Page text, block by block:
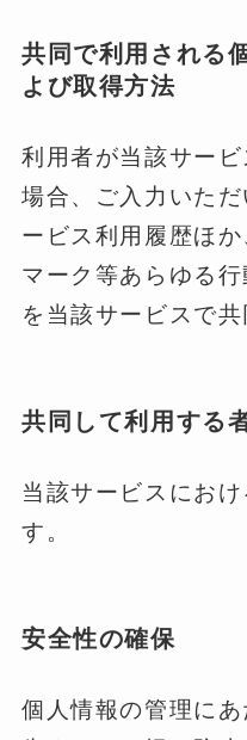
共同で利用される
よび取得方法
利用者が当該サー
場合、ご入力いた
ービス利用履歴ほ
マーク等あらゆる
を当該サービスで共
共同して利用する
当該サービスにお
す。
安全性の確保
個人情報の管理に